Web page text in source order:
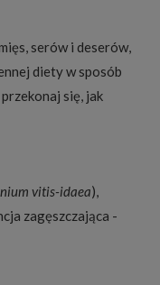
serów i deserów,
diety w sposób
się, jak
vitis-idaea),
zagęszczająca -